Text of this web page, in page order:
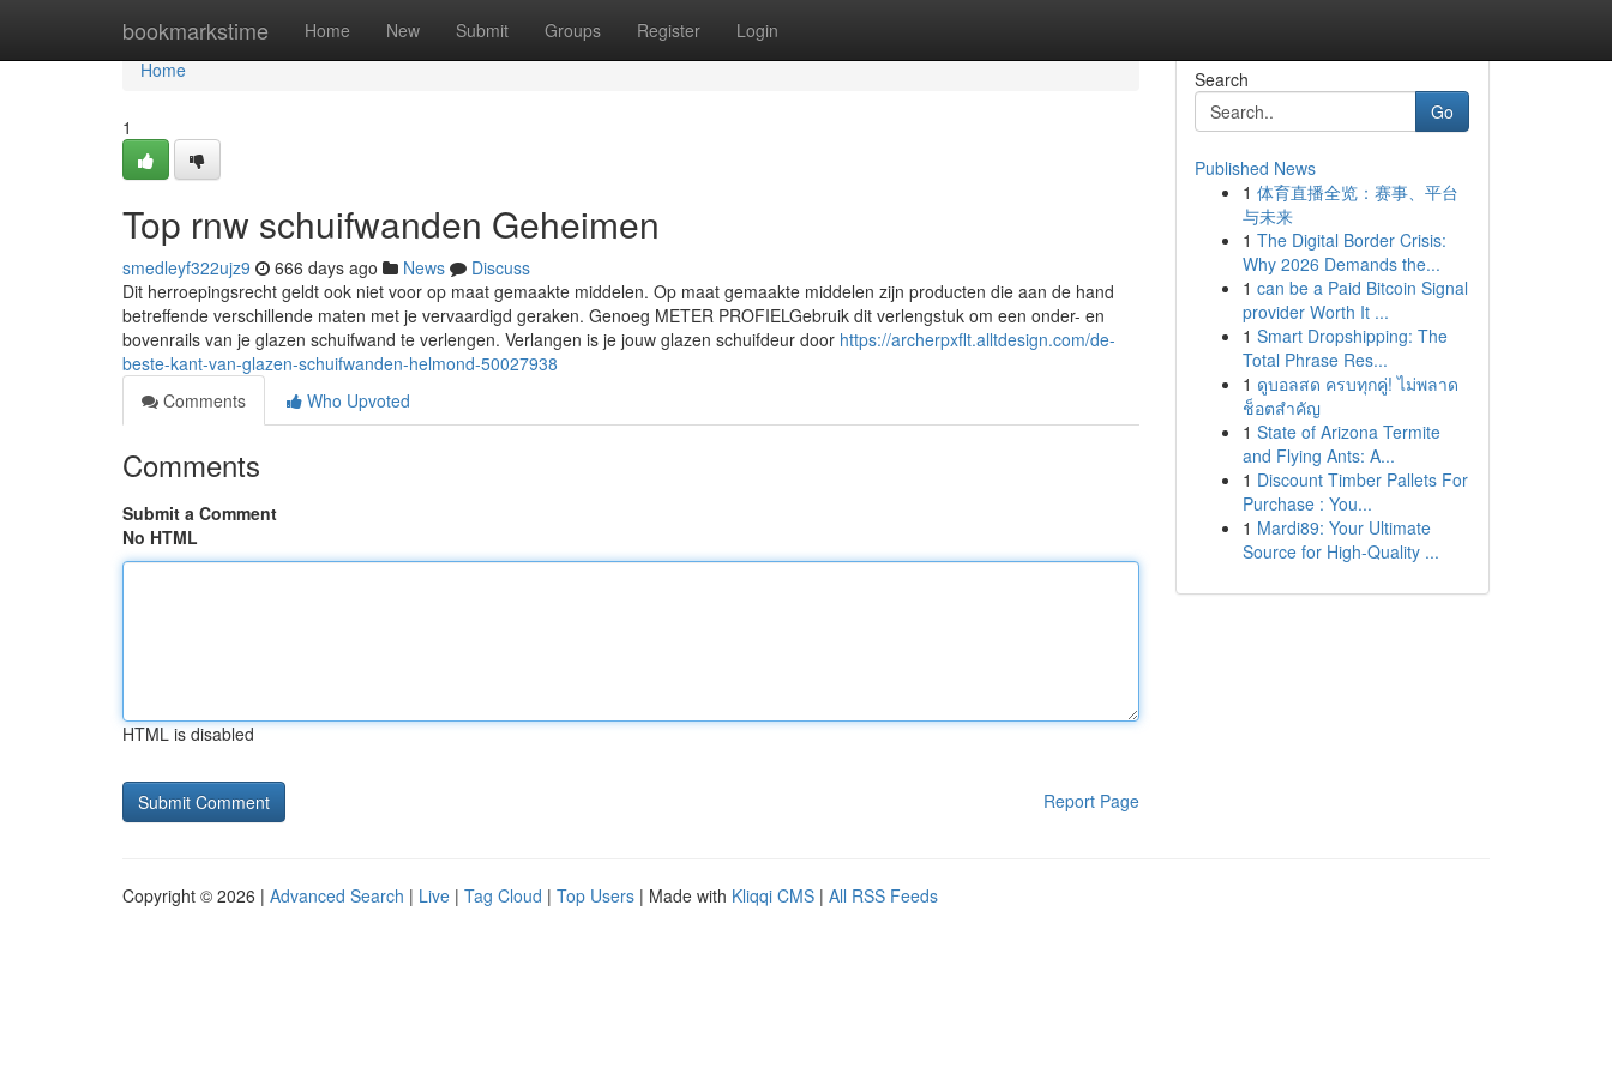
bookmarkstime Home New Submit Groups Register Login
Home
Home
1
Top rnw schuifwanden Geheimen
smedleyf322ujz9 666 days ago News
Discuss
Dit herroepingsrecht geldt ook niet voor op maat gemaakte middelen. Op maat gemaakte middelen zijn producten die aan de hand
betreffende verschillende maten met je vervaardigd geraken. Genoeg METER PROFIELGebruik dit verlengstuk om een onder- en
bovenrails van je glazen schuifwand te verlengen. Verlangen is je jouw glazen schuifdeur door https://archerpxflt.alltdesign.com/de-
beste-kant-van-glazen-schuifwanden-helmond-50027938
Comments
Who Upvoted
Comments
Submit a Comment
No HTML
HTML is disabled
Report Page
Search
Go
Published News
1 体育直播全览：赛事、平台
与未来
1 The Digital Border Crisis:
Why 2026 Demands the...
1 can be a Paid Bitcoin Signal
provider Worth It ...
1 Smart Dropshipping: The
Total Phrase Res...
1 ดูบอลสด ครบทุกคู่! ไม่พลาด
ช็อตสำคัญ
1 State of Arizona Termite
and Flying Ants: A...
1 Discount Timber Pallets For
Purchase : You...
1 Mardi89: Your Ultimate
Source for High-Quality ...
Copyright © 2026 | Advanced Search | Live | Tag Cloud | Top Users | Made with Kliqqi CMS | All RSS Feeds